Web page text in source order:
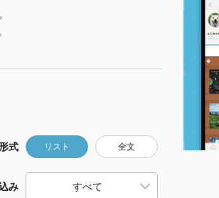
式 リスト 全文
み